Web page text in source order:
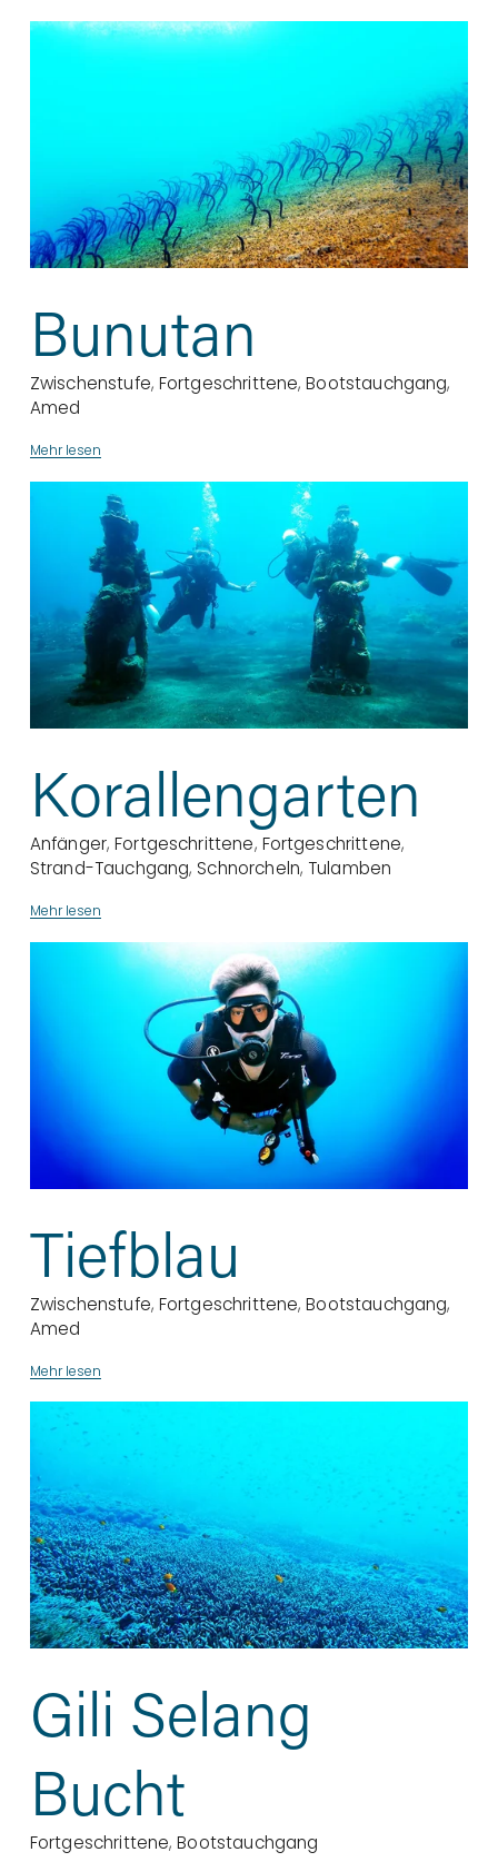
Zwischenstufe, Fortgeschrittene,Bootstauchgang,
Amed
Bunutan
Mehr lesen
Anfänger,Fortgeschrittene, Fortgeschrittene,
Strand-Tauchgang, Schnorcheln, Tulamben
Korallengarten
Mehr lesen
Zwischenstufe, Fortgeschrittene,Bootstauchgang,
Amed
Tiefblau
Mehr lesen
Fortgeschrittene,Bootstauchgang
Gili Selang
Bucht